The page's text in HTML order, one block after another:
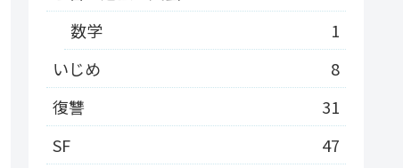
数学
1
いじめ
8
復讐
31
SF
47